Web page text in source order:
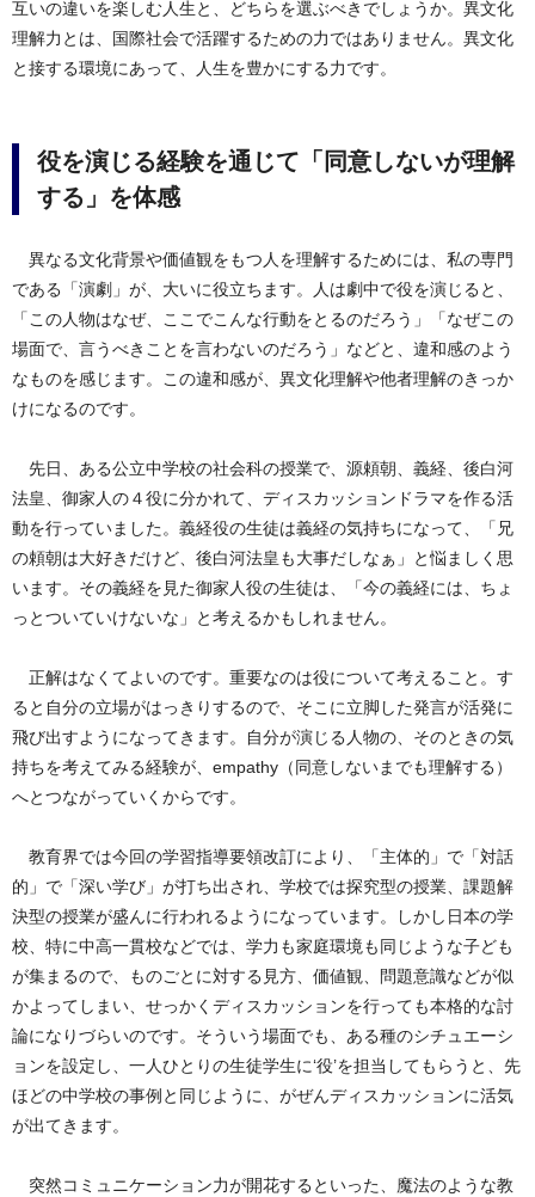
互いの違いを楽しむ人生と、どちらを選ぶべきでしょうか。異文化
理解力とは、国際社会で活躍するための力ではありません。異文化
と接する環境にあって、人生を豊かにする力です。
役を演じる経験を通じて「同意しないが理解
する」を体感
異なる文化背景や価値観をもつ人を理解するためには、私の専門
である「演劇」が、大いに役立ちます。人は劇中で役を演じると、
「この人物はなぜ、ここでこんな行動をとるのだろう」「なぜこの
場面で、言うべきことを言わないのだろう」などと、違和感のよう
なものを感じます。この違和感が、異文化理解や他者理解のきっか
けになるのです。
先日、ある公立中学校の社会科の授業で、源頼朝、義経、後白河
法皇、御家人の４役に分かれて、ディスカッションドラマを作る活
動を行っていました。義経役の生徒は義経の気持ちになって、「兄
の頼朝は大好きだけど、後白河法皇も大事だしなぁ」と悩ましく思
います。その義経を見た御家人役の生徒は、「今の義経には、ちょ
っとついていけないな」と考えるかもしれません。
正解はなくてよいのです。重要なのは役について考えること。す
ると自分の立場がはっきりするので、そこに立脚した発言が活発に
飛び出すようになってきます。自分が演じる人物の、そのときの気
持ちを考えてみる経験が、empathy（同意しないまでも理解する）
へとつながっていくからです。
教育界では今回の学習指導要領改訂により、「主体的」で「対話
的」で「深い学び」が打ち出され、学校では探究型の授業、課題解
決型の授業が盛んに行われるようになっています。しかし日本の学
校、特に中高一貫校などでは、学力も家庭環境も同じような子ども
が集まるので、ものごとに対する見方、価値観、問題意識などが似
かよってしまい、せっかくディスカッションを行っても本格的な討
論になりづらいのです。そういう場面でも、ある種のシチュエーシ
ョンを設定し、一人ひとりの生徒学生に‘役’を担当してもらうと、先
ほどの中学校の事例と同じように、がぜんディスカッションに活気
が出てきます。
突然コミュニケーション力が開花するといった、魔法のような教